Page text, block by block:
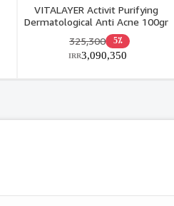
VITALAYER Activit Purifying
Dermatological Anti Acne 100gr
5٪ 325,300
3,090,350
IRR